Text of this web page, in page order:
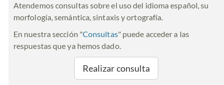
Atendemos consultas sobre el uso del idioma español, su
morfología, semántica, sintaxis y ortografía.
En nuestra sección "Consultas" puede acceder a las
respuestas que ya hemos dado.
Realizar consulta